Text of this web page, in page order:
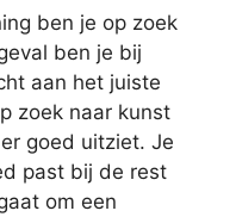
ben je op zoek
ben je bij
aan het juiste
zoek naar kunst
goed uitziet. Je
past bij de rest
om een